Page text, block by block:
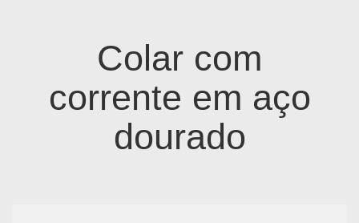
Colar com
corrente em aço
dourado